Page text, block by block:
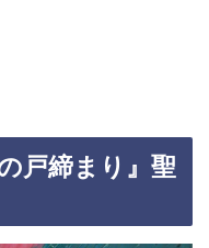
戸締まり』聖